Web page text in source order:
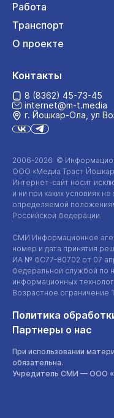
Работа
Транспорт
О проекте
2006-2026 ©
ООО «Медиа Траст
Интернет-сайт носит
и ни при каких условиях
определяемой
Российской Федерации.
СМИ Информационное
номер и дата принятия
ИА № ФС77-80702 от 07
Федеральной службой по
информационных
Возрастное ограничение
Политика
Партнеры о нас
При использовании
обязательна.
Учредитель СМИ — ООО
Контакты
8 (8362) 45-73-45
internet@m-t.media
г. Йошкар‑Ола, ул